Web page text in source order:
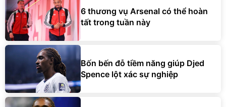
6 thương vụ Arsenal có thể hoàn
tất trong tuần này
Bốn bến đỗ tiềm năng giúp Djed
Spence lột xác sự nghiệp